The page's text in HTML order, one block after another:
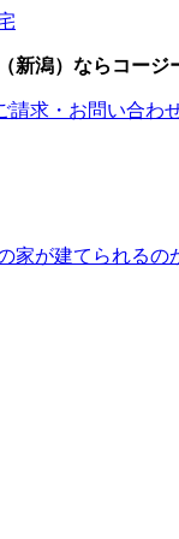
新潟）ならコージ
家が建てられるの